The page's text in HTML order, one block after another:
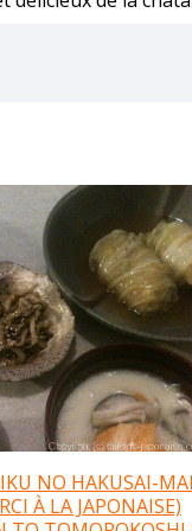
NO HAKUSAI-
À LA JAPONAISE)